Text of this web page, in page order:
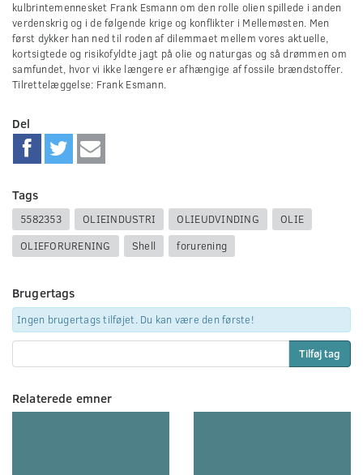
kulbrintemennesket Frank Esmann om den rolle olien spillede i anden
verdenskrig og i de følgende krige og konflikter i Mellemøsten. Men
først dykker han ned til roden af dilemmaet mellem vores aktuelle,
kortsigtede og risikofyldte jagt på olie og naturgas og så drømmen om
samfundet, hvor vi ikke længere er afhængige af fossile brændstoffer.
Tilrettelæggelse: Frank Esmann.
Del
Tags
5582353 OLIEINDUSTRI OLIEUDVINDING
OLIE
OLIEFORURENING
Shell forurening
Brugertags
Ingen brugertags tilføjet. Du kan være den første!
Tilføj tag
Relaterede emner